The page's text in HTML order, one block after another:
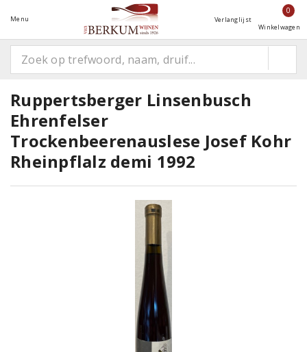
Menu Verlanglijst
0
Winkelwagen
Ruppertsberger Linsenbusch
Ehrenfelser
Trockenbeerenauslese Josef Kohr
Rheinpflalz demi 1992